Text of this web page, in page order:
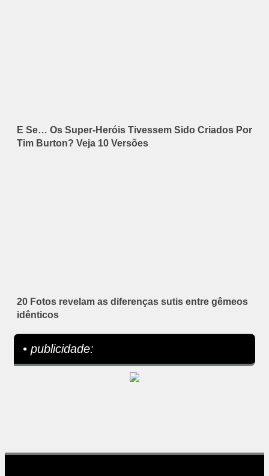
E Se… Os Super-Heróis Tivessem Sido Criados Por
Tim Burton? Veja 10 Versões
20 Fotos revelam as diferenças sutis entre gêmeos
idênticos
• publicidade: